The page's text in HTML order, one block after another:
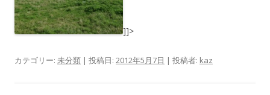
]]>
カテゴリー: 未分類 | 投稿日: 2012年5月7日 | 投稿者: kaz